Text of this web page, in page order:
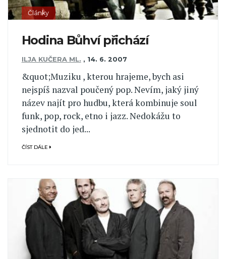
Články
Hodina Bůhví přichází
ILJA KUČERA ML. , 14. 6. 2007
&quot;Muziku , kterou hrajeme, bych asi
nejspíš nazval poučený pop. Nevím, jaký jiný
název najít pro hudbu, která kombinuje soul
funk, pop, rock, etno i jazz. Nedokážu to
sjednotit do jed...
ČÍST DÁLE